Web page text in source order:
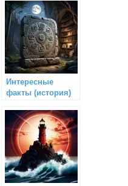
Интересные
факты (история)